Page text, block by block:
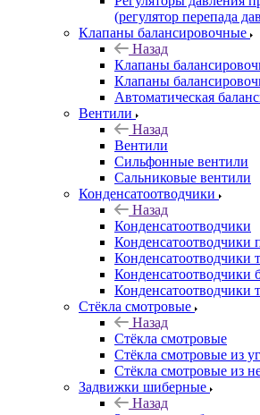
(регулятор перепада
Клапаны балансировочные
Назад
Клапаны
Клапаны
Автоматическая
Вентили
Назад
Вентили
Сильфонные вентили
Сальниковые вентили
Конденсатоотводчики
Назад
Конденсатоотводчики
Конденсатоотводчики
Конденсатоотводчики
Конденсатоотводчики
Конденсатоотводчики
Стёкла смотровые
Назад
Стёкла смотровые
Стёкла смотровые из
Стёкла смотровые из
Задвижки шиберные
Назад